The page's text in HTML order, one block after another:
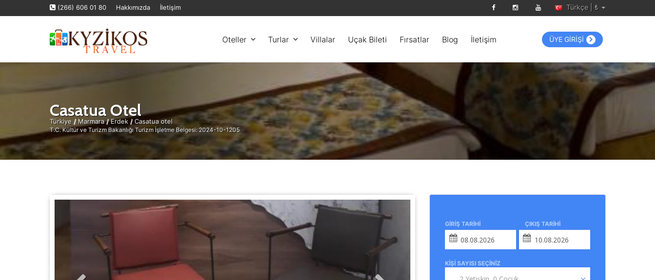
(266) 606 01 80 Hakkımızda İletişim Türkçe | ₺
Oteller Turlar Villalar Uçak Bileti Fırsatlar Blog İletişim ÜYE GİRİŞİ
Casatua Otel
Türkiye/Marmara/Erdek /Casatua otel
T.C. Kültür ve Turizm Bakanlığı Turizm İşletme Belgesi: 2024-10-1205
GIRIŞ TARIHI ÇIKIŞ TARIHI
KIŞI SAYISI SEÇINIZ